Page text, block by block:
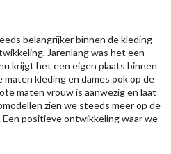
belangrijker binnen de kleding
Jarenlang was het een
krijgt het een eigen plaats binnen
kleding en dames ook op de
maten vrouw is aanwezig en laat
zien we steeds meer op de
positieve ontwikkeling waar we